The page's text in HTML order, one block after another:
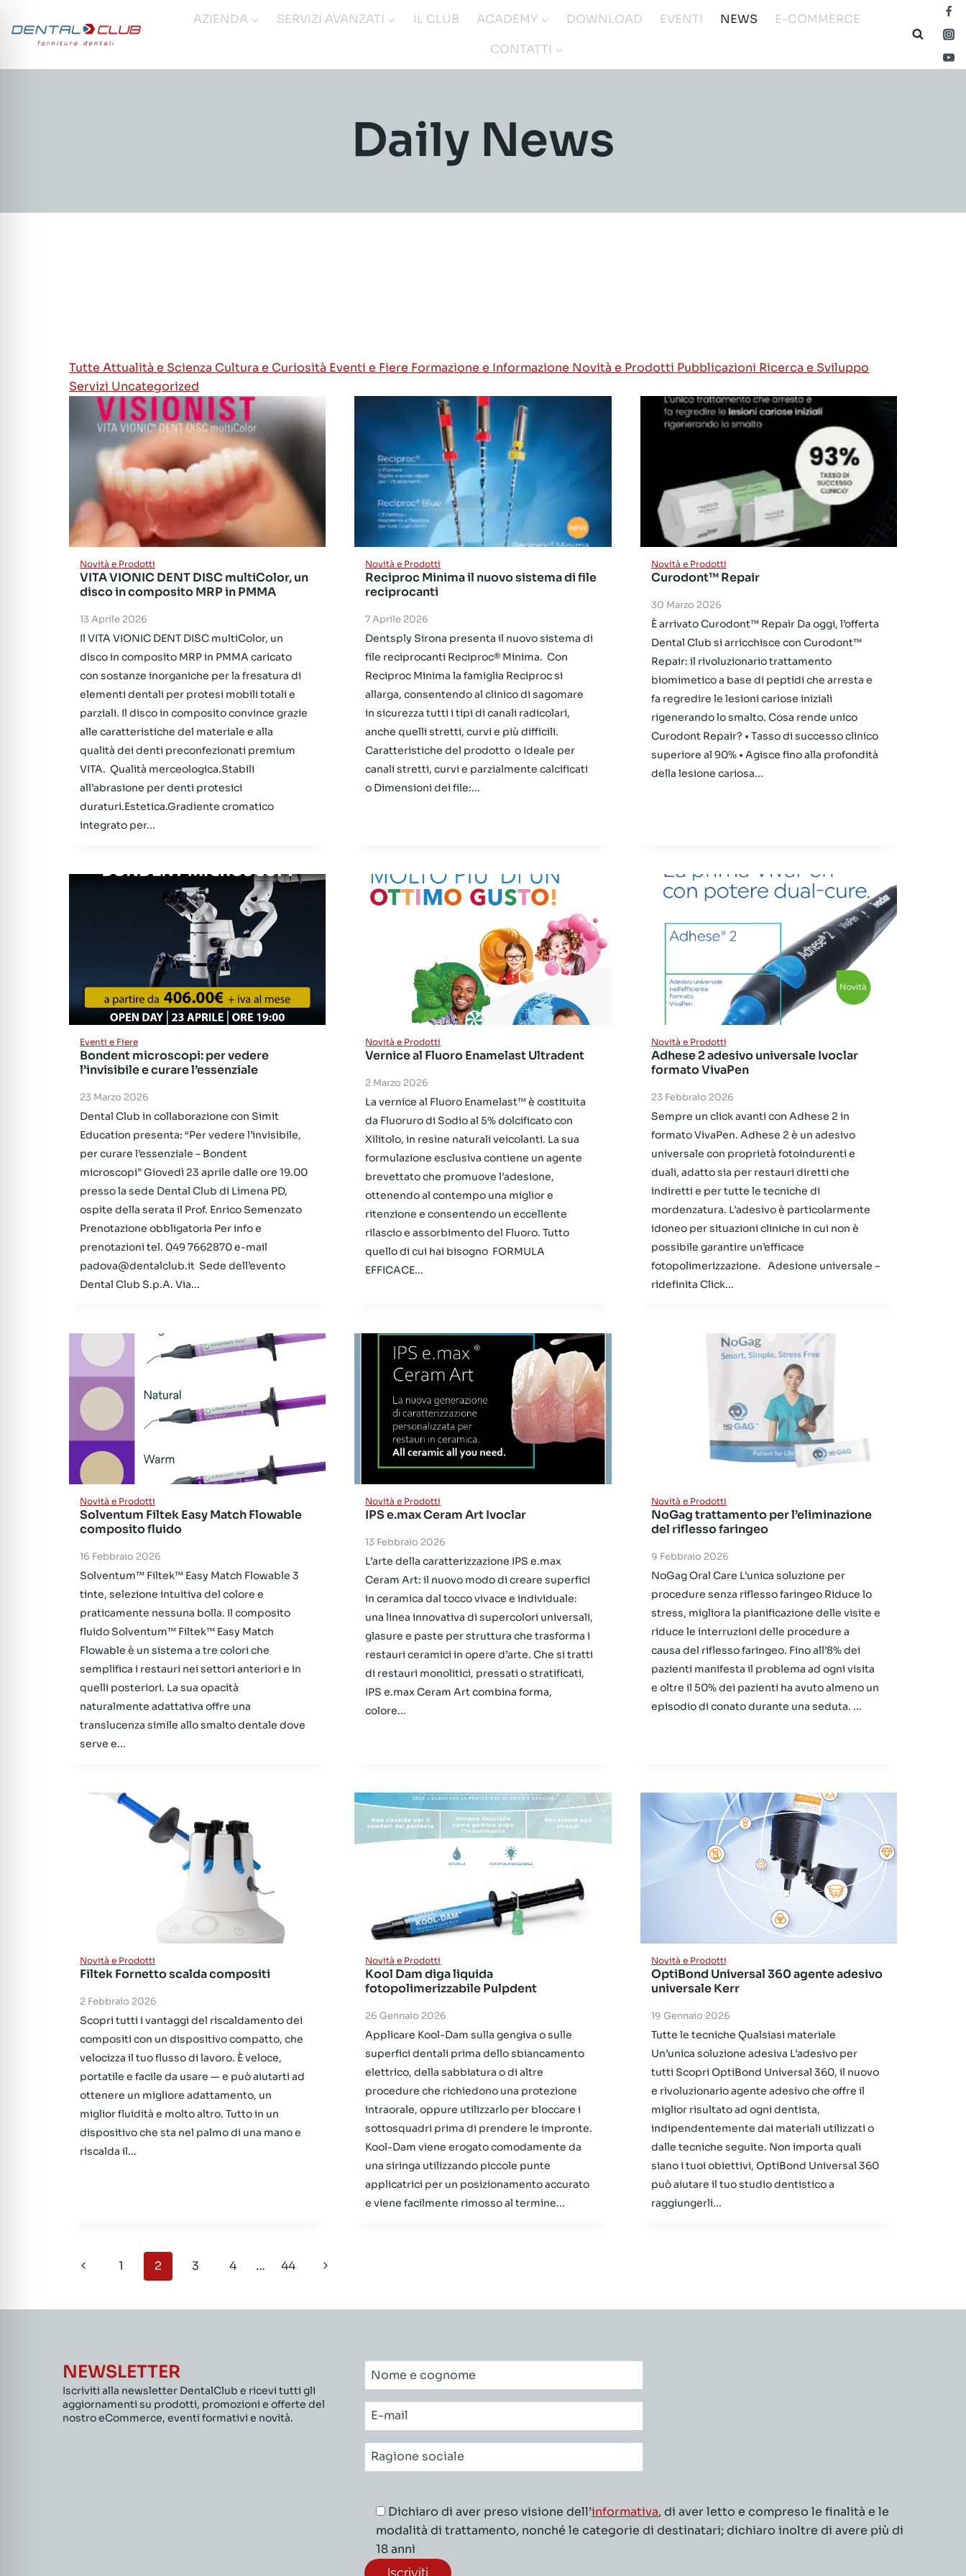
contenuto
AZIENDA SERVIZI AVANZATI IL CLUB ACADEMY DOWNLOAD EVENTI NEWS
E-COMMERCE
CONTATTI
Daily News
Tutte Attualità e Scienza Cultura e Curiosità Eventi e Fiere Formazione e Informazione Novità e Prodotti Pubblicazioni Ricerca e Sviluppo
Servizi Uncategorized
Novità e Prodotti
VITA VIONIC DENT DISC multiColor, un
disco in composito MRP in PMMA
13 Aprile 2026
Il VITA VIONIC DENT DISC multiColor, un
disco in composito MRP in PMMA caricato
con sostanze inorganiche per la fresatura di
elementi dentali per protesi mobili totali e
parziali. Il disco in composito convince grazie
alle caratteristiche del materiale e alla
qualità dei denti preconfezionati premium
VITA. Qualità merceologica.Stabili
all’abrasione per denti protesici
duraturi.Estetica.Gradiente cromatico
integrato per...
Novità e Prodotti
Reciproc Minima il nuovo sistema di file
reciprocanti
7 Aprile 2026
Dentsply Sirona presenta il nuovo sistema di
file reciprocanti Reciproc® Minima. Con
Reciproc Minima la famiglia Reciproc si
allarga, consentendo al clinico di sagomare
in sicurezza tutti i tipi di canali radicolari,
anche quelli stretti, curvi e più difficili.
Caratteristiche del prodotto o Ideale per
canali stretti, curvi e parzialmente calcificati
o Dimensioni dei file:...
Novità e Prodotti
Curodont™ Repair
30 Marzo 2026
È arrivato Curodont™ Repair Da oggi, l’offerta
Dental Club si arricchisce con Curodont™
Repair: il rivoluzionario trattamento
biomimetico a base di peptidi che arresta e
fa regredire le lesioni cariose iniziali
rigenerando lo smalto. Cosa rende unico
Curodont Repair? • Tasso di successo clinico
superiore al 90% • Agisce fino alla profondità
della lesione cariosa...
Eventi e Fiere
Bondent microscopi: per vedere
l’invisibile e curare l’essenziale
23 Marzo 2026
Dental Club in collaborazione con Simit
Education presenta: “Per vedere l’invisibile,
per curare l’essenziale – Bondent
microscopi” Giovedì 23 aprile dalle ore 19.00
presso la sede Dental Club di Limena PD,
ospite della serata il Prof. Enrico Semenzato
Prenotazione obbligatoria Per info e
prenotazioni tel. 049 7662870 e-mail
padova@dentalclub.it Sede dell’evento
Dental Club S.p.A. Via...
Novità e Prodotti
Vernice al Fluoro Enamelast Ultradent
2 Marzo 2026
La vernice al Fluoro Enamelast™ è costituita
da Fluoruro di Sodio al 5% dolcificato con
Xilitolo, in resine naturali veicolanti. La sua
formulazione esclusiva contiene un agente
brevettato che promuove l’adesione,
ottenendo al contempo una miglior e
ritenzione e consentendo un eccellente
rilascio e assorbimento del Fluoro. Tutto
quello di cui hai bisogno FORMULA
EFFICACE...
Novità e Prodotti
Adhese 2 adesivo universale Ivoclar
formato VivaPen
23 Febbraio 2026
Sempre un click avanti con Adhese 2 in
formato VivaPen. Adhese 2 è un adesivo
universale con proprietà fotoindurenti e
duali, adatto sia per restauri diretti che
indiretti e per tutte le tecniche di
mordenzatura. L’adesivo è particolarmente
idoneo per situazioni cliniche in cui non è
possibile garantire un’efficace
fotopolimerizzazione. Adesione universale –
ridefinita Click...
Novità e Prodotti
Solventum Filtek Easy Match Flowable
composito fluido
16 Febbraio 2026
Solventum™ Filtek™ Easy Match Flowable 3
tinte, selezione intuitiva del colore e
praticamente nessuna bolla. Il composito
fluido Solventum™ Filtek™ Easy Match
Flowable è un sistema a tre colori che
semplifica i restauri nei settori anteriori e in
quelli posteriori. La sua opacità
naturalmente adattativa offre una
translucenza simile allo smalto dentale dove
serve e...
Novità e Prodotti
IPS e.max Ceram Art Ivoclar
13 Febbraio 2026
L’arte della caratterizzazione IPS e.max
Ceram Art: il nuovo modo di creare superfici
in ceramica dal tocco vivace e individuale:
una linea innovativa di supercolori universali,
glasure e paste per struttura che trasforma i
restauri ceramici in opere d’arte. Che si tratti
di restauri monolitici, pressati o stratificati,
IPS e.max Ceram Art combina forma,
colore...
Novità e Prodotti
NoGag trattamento per l’eliminazione
del riflesso faringeo
9 Febbraio 2026
NoGag Oral Care L’unica soluzione per
procedure senza riflesso faringeo Riduce lo
stress, migliora la pianificazione delle visite e
riduce le interruzioni delle procedure a
causa del riflesso faringeo. Fino all’8% dei
pazienti manifesta il problema ad ogni visita
e oltre il 50% dei pazienti ha avuto almeno un
episodio di conato durante una seduta. ...
Novità e Prodotti
Filtek Fornetto scalda compositi
2 Febbraio 2026
Scopri tutti i vantaggi del riscaldamento dei
compositi con un dispositivo compatto, che
velocizza il tuo flusso di lavoro. È veloce,
portatile e facile da usare — e può aiutarti ad
ottenere un migliore adattamento, un
miglior fluidità e molto altro. Tutto in un
dispositivo che sta nel palmo di una mano e
riscalda il...
Novità e Prodotti
Kool Dam diga liquida
fotopolimerizzabile Pulpdent
26 Gennaio 2026
Applicare Kool-Dam sulla gengiva o sulle
superfici dentali prima dello sbiancamento
elettrico, della sabbiatura o di altre
procedure che richiedono una protezione
intraorale, oppure utilizzarlo per bloccare i
sottosquadri prima di prendere le impronte.
Kool-Dam viene erogato comodamente da
una siringa utilizzando piccole punte
applicatrici per un posizionamento accurato
e viene facilmente rimosso al termine...
Novità e Prodotti
OptiBond Universal 360 agente adesivo
universale Kerr
19 Gennaio 2026
Tutte le tecniche Qualsiasi materiale
Un’unica soluzione adesiva L’adesivo per
tutti Scopri OptiBond Universal 360, il nuovo
e rivoluzionario agente adesivo che offre il
miglior risultato ad ogni dentista,
indipendentemente dai materiali utilizzati o
dalle tecniche seguite. Non importa quali
siano i tuoi obiettivi, OptiBond Universal 360
può aiutare il tuo studio dentistico a
raggiungerli...
Navigazione
Pagina
1 2 3 4 … 44
Pagina
NEWSLETTER
Iscriviti alla newsletter DentalClub e ricevi tutti gli
aggiornamenti su prodotti, promozioni e offerte del
nostro eCommerce, eventi formativi e novità.
Nome
e
cognome*
E-
mail*
Ragione
sociale*
Dichiaro di aver preso visione dell’informativa, di aver letto e compreso le finalità e le
modalità di trattamento, nonché le categorie di destinatari; dichiaro inoltre di avere più di
18 anni